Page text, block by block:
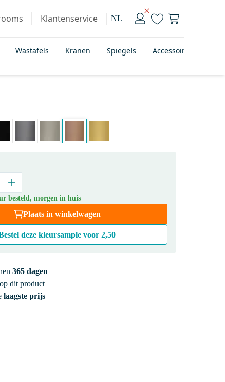
Klantenservice NL
Wastafels Kranen Spiegels Accessoires
besteld, morgen in huis
Plaats in winkelwagen
deze kleursample voor2,50
365 dagen
dit product
laagste prijs